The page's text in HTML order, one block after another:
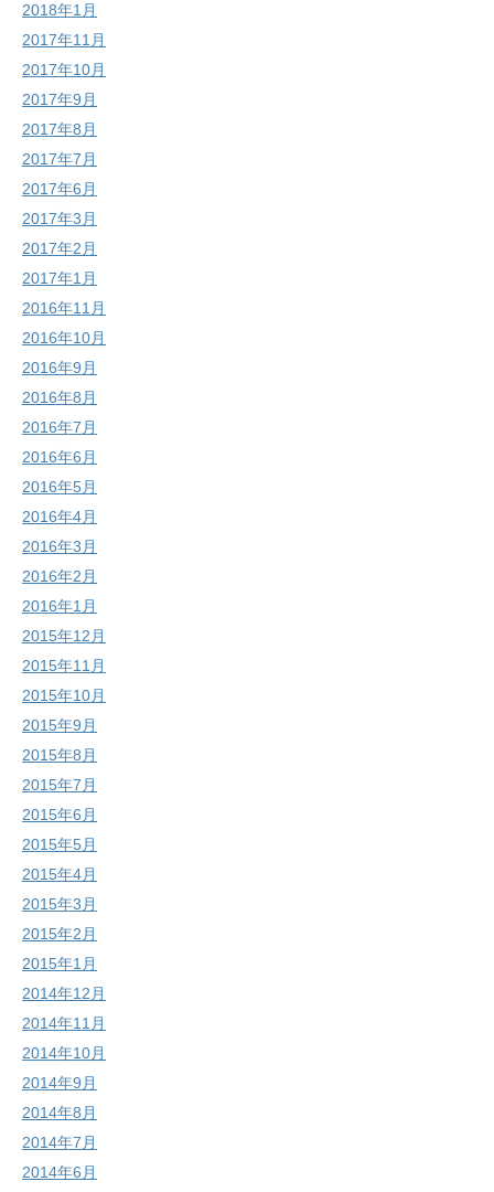
2018年1月
2017年11月
2017年10月
2017年9月
2017年8月
2017年7月
2017年6月
2017年3月
2017年2月
2017年1月
2016年11月
2016年10月
2016年9月
2016年8月
2016年7月
2016年6月
2016年5月
2016年4月
2016年3月
2016年2月
2016年1月
2015年12月
2015年11月
2015年10月
2015年9月
2015年8月
2015年7月
2015年6月
2015年5月
2015年4月
2015年3月
2015年2月
2015年1月
2014年12月
2014年11月
2014年10月
2014年9月
2014年8月
2014年7月
2014年6月